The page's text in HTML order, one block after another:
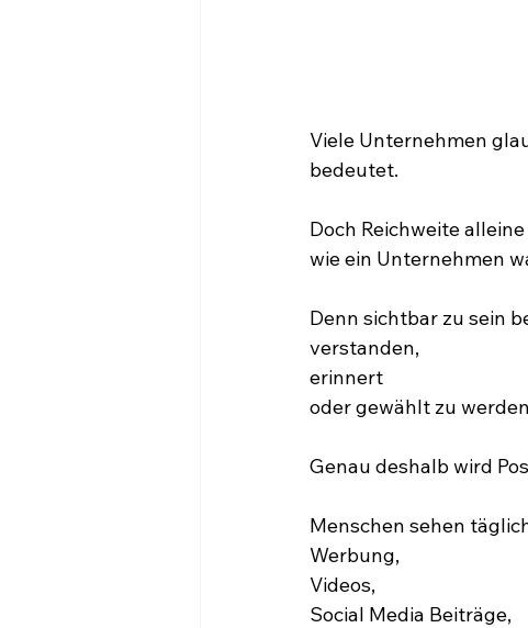
Viele Unternehmen
bedeutet.
Doch Reichweite
wie ein Unternehmen
Denn sichtbar zu sein
verstanden,
erinnert
oder gewählt zu
Genau deshalb wird
Menschen sehen
Werbung,
Videos,
Social Media Beiträge,